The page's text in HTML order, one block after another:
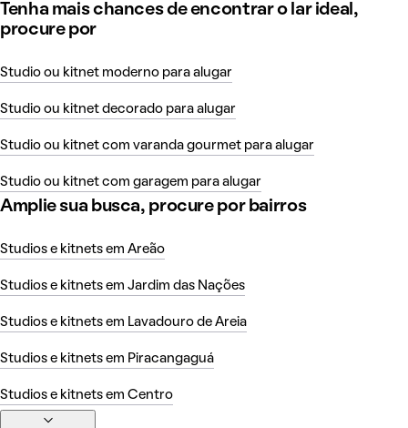
Tenha mais chances de encontrar o lar ideal,
procure por
Studio ou kitnet moderno para alugar
Studio ou kitnet decorado para alugar
Studio ou kitnet com varanda gourmet para alugar
Studio ou kitnet com garagem para alugar
Amplie sua busca, procure por bairros
Studios e kitnets em Areão
Studios e kitnets em Jardim das Nações
Studios e kitnets em Lavadouro de Areia
Studios e kitnets em Piracangaguá
Studios e kitnets em Centro